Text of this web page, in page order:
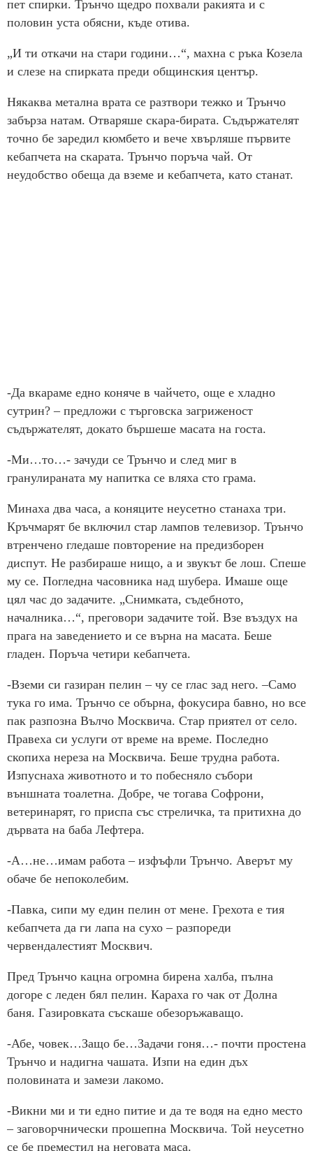
пет спирки. Трънчо щедро похвали ракията и с
половин уста обясни, къде отива.
„И ти откачи на стари години…“, махна с ръка Козела
и слезе на спирката преди общинския център.
Някаква метална врата се разтвори тежко и Трънчо
забърза натам. Отваряше скара-бирата. Съдържателят
точно бе заредил кюмбето и вече хвърляше първите
кебапчета на скарата. Трънчо поръча чай. От
неудобство обеща да вземе и кебапчета, като станат.
-Да вкараме едно коняче в чайчето, още е хладно
сутрин? – предложи с търговска загриженост
съдържателят, докато бършеше масата на госта.
-Ми…то…- зачуди се Трънчо и след миг в
гранулираната му напитка се вляха сто грама.
Минаха два часа, а коняците неусетно станаха три.
Кръчмарят бе включил стар лампов телевизор. Трънчо
втренчено гледаше повторение на предизборен
диспут. Не разбираше нищо, а и звукът бе лош. Спеше
му се. Погледна часовника над шубера. Имаше още
цял час до задачите. „Снимката, съдебното,
началника…“, преговори задачите той. Взе въздух на
прага на заведението и се върна на масата. Беше
гладен. Поръча четири кебапчета.
-Вземи си газиран пелин – чу се глас зад него. –Само
тука го има. Трънчо се обърна, фокусира бавно, но все
пак разпозна Вълчо Москвича. Стар приятел от село.
Правеха си услуги от време на време. Последно
скопиха нереза на Москвича. Беше трудна работа.
Изпуснаха животното и то побесняло събори
външната тоалетна. Добре, че тогава Софрони,
ветеринарят, го приспа със стреличка, та притихна до
дървата на баба Лефтера.
-А…не…имам работа – изфъфли Трънчо. Аверът му
обаче бе непоколебим.
-Павка, сипи му един пелин от мене. Грехота е тия
кебапчета да ги лапа на сухо – разпореди
червендалестият Москвич.
Пред Трънчо кацна огромна бирена халба, пълна
догоре с леден бял пелин. Караха го чак от Долна
баня. Газировката съскаше обезоръжаващо.
-Абе, човек…Защо бе…Задачи гоня…- почти простена
Трънчо и надигна чашата. Изпи на един дъх
половината и замези лакомо.
-Викни ми и ти едно питие и да те водя на едно место
– заговорчнически прошепна Москвича. Той неусетно
се бе преместил на неговата маса.